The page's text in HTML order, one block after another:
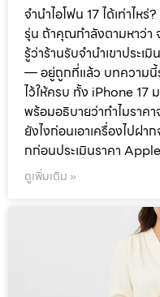
จำนำไอโฟน 17 ได้เท่าไห
รุ่น ถ้าคุณกำลังตามหาว่า จ
รู้ว่าร้านรับจำนำเขาประเ
— อยู่ถูกที่แล้ว บทความนี้
ไว้ให้ครบ ทั้ง iPhone 17
พร้อมอธิบายว่าทำไมราค
ยังไงก่อนเอาเครื่องไปฝ
กก่อนประเมินราคา
ดูเพิ่มเติม »